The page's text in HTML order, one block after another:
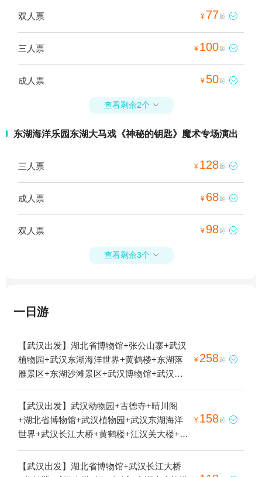
双人票 ¥ 77起 
三人票 ¥ 100起 
成人票 ¥ 50起 
查看剩余2个 
东湖海洋乐园东湖大马戏《神秘的钥匙》魔术专场演出
三人票 ¥ 128起 
成人票 ¥ 68起 
双人票 ¥ 98起 
查看剩余3个 
一日游
【武汉出发】湖北省博物馆+张公山寨+武汉
植物园+武汉东湖海洋世界+黄鹤楼+东湖落
雁景区+东湖沙滩景区+武汉博物馆+武汉极
地海洋公园+武汉科技馆+东湖听涛景区+马
鞍山森林公园+东湖游船+武汉欢乐谷+武汉
玛雅海滩水公园+武汉两江游览·夜游长江+武
汉大学+武汉杜莎夫人蜡像馆+意大利风情街
¥ 258起 
【武汉出发】武汉动物园+古德寺+晴川阁
+湖北省博物馆+武汉植物园+武汉东湖海洋
世界+武汉长江大桥+黄鹤楼+江汉关大楼+汉
口江滩公园+武汉极地海洋公园+武汉科技馆
+东湖听涛景区+武汉欢乐谷+武汉大学+江汉
¥ 158起 
【武汉出发】湖北省博物馆+武汉长江大桥